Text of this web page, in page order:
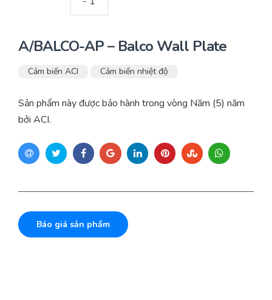
A/BALCO-AP – Balco Wall Plate
Cảm biến ACI Cảm biến nhiệt độ
Sản phẩm này được bảo hành trong vòng Năm (5) năm
bởi ACI.
Báo giá sản phẩm